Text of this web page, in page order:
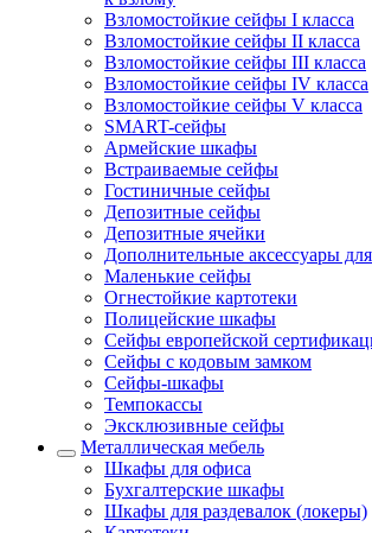
Взломостойкие сейфы I класса
Взломостойкие сейфы II класса
Взломостойкие сейфы III класса
Взломостойкие сейфы IV класса
Взломостойкие сейфы V класса
SMART-сейфы
Армейские шкафы
Встраиваемые сейфы
Гостиничные сейфы
Депозитные сейфы
Депозитные ячейки
Дополнительные аксессуары
Маленькие сейфы
Огнестойкие картотеки
Полицейские шкафы
Сейфы европейской
Сейфы с кодовым замком
Сейфы-шкафы
Темпокассы
Эксклюзивные сейфы
Металлическая мебель
Шкафы для офиса
Бухгалтерские шкафы
Шкафы для раздевалок (локеры)